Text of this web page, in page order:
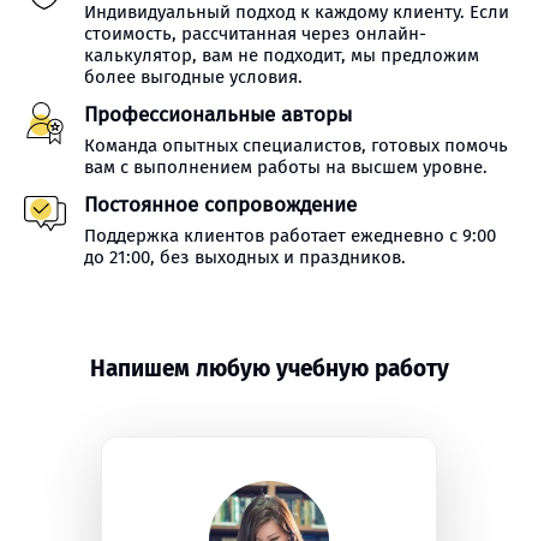
Индивидуальный подход к каждому клиенту. Если
стоимость, рассчитанная через онлайн-
калькулятор, вам не подходит, мы предложим
более выгодные условия.
Профессиональные авторы
Команда опытных специалистов, готовых помочь
вам с выполнением работы на высшем уровне.
Постоянное сопровождение
Поддержка клиентов работает ежедневно с 9:00
до 21:00, без выходных и праздников.
Напишем любую учебную работу